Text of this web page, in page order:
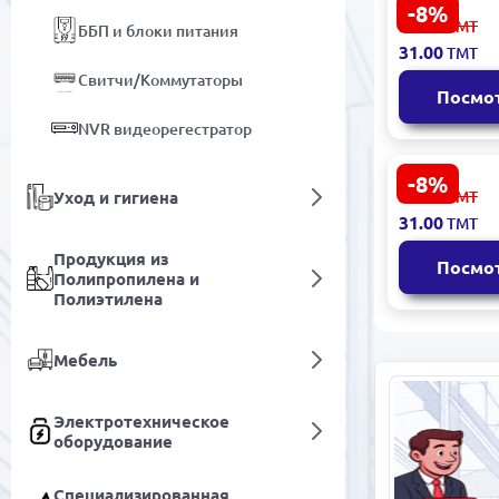
ББП и блоки питания
Свитчи/Коммутаторы
NVR видеорегестратор
Уход и гигиена
Продукция из
Полипропилена и
Полиэтилена
Мебель
Электротехническое
оборудование
-8%
ADAPTER
Переходник
питания для
видеокарт
2x8-pin
34.00ТМТ
31.00ТМТ
-8%
CBLADU
| Адаптер
папа - 2.0
передней
34.00ТМТ
31.00ТМТ